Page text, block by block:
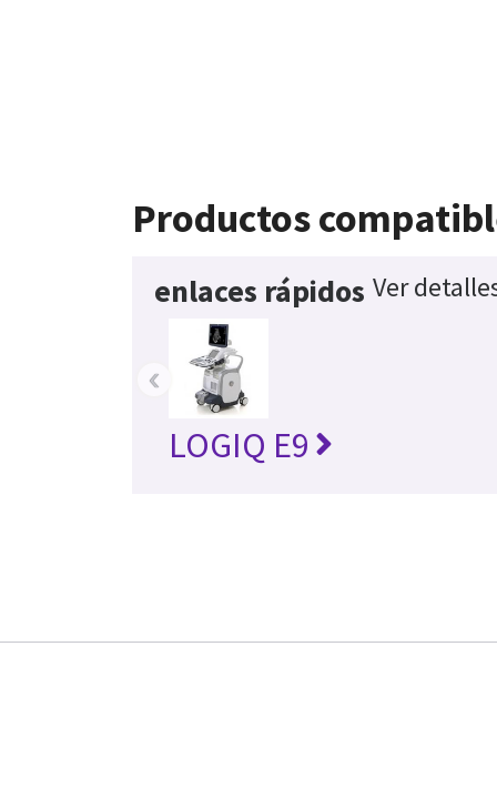
Productos
enlaces rápidos Ver
LOGIQ E9
‹